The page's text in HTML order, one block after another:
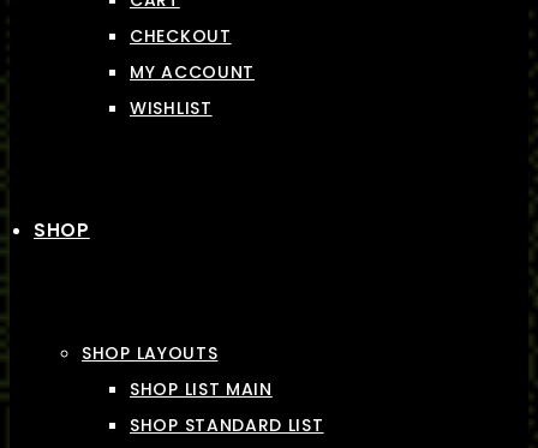
CHECKOUT
MY ACCOUNT
WISHLIST
SHOP
SHOP LAYOUTS
SHOP LIST MAIN
SHOP STANDARD LIST